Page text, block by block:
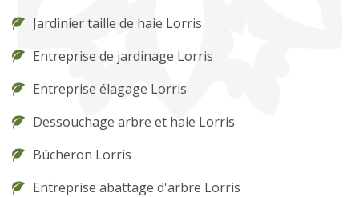
Jardinier taille de haie Lorris
Entreprise de jardinage Lorris
Entreprise élagage Lorris
Dessouchage arbre et haie Lorris
Bûcheron Lorris
Entreprise abattage d'arbre Lorris